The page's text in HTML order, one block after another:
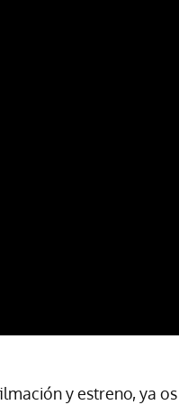
y estreno, ya